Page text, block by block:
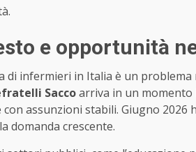
e opportunità
di infermieri in Italia è un
Saccoarriva in un momento
con assunzioni stabili. Giugno
domanda crescente.